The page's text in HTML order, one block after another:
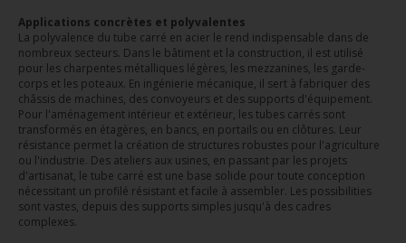
Applications concrètes et polyvalentes
La polyvalence du tube carré en acier le rend indispensable dans de
nombreux secteurs. Dans le bâtiment et la construction, il est utilisé
pour les charpentes métalliques légères, les mezzanines, les garde-
corps et les poteaux. En ingénierie mécanique, il sert à fabriquer des
châssis de machines, des convoyeurs et des supports d'équipement.
Pour l'aménagement intérieur et extérieur, les tubes carrés sont
transformés en étagères, en bancs, en portails ou en clôtures. Leur
résistance permet la création de structures robustes pour l'agriculture
ou l'industrie. Des ateliers aux usines, en passant par les projets
d'artisanat, le tube carré est une base solide pour toute conception
nécessitant un profilé résistant et facile à assembler. Les possibilities
sont vastes, depuis des supports simples jusqu'à des cadres
complexes.